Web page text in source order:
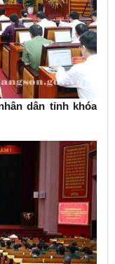
dân tỉnh khóa